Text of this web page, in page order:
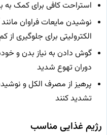
استراحت کافی برای کمک به
نوشیدن مایعات فراوان
الکترولیتی برای جلوگیری از
گوش دادن به نیاز بدن و
دوران تهوع شدید
پرهیز از مصرف الکل و
تشدید کنند
رژیم غذایی مناسب